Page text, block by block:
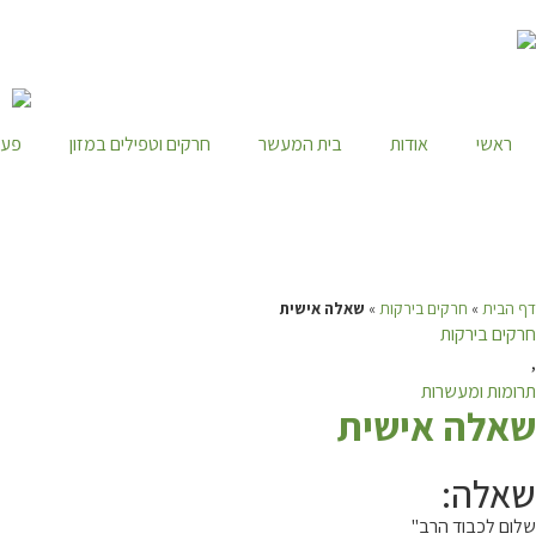
ראשי אודות בית המעשר חרקים וטפילים במזון
דף הבית » חרקים בירקות » שאלה אישית
חרקים בירקות
,
תרומות ומעשרות
שאלה אישית
שאלה:
שלום לכבוד הרב"